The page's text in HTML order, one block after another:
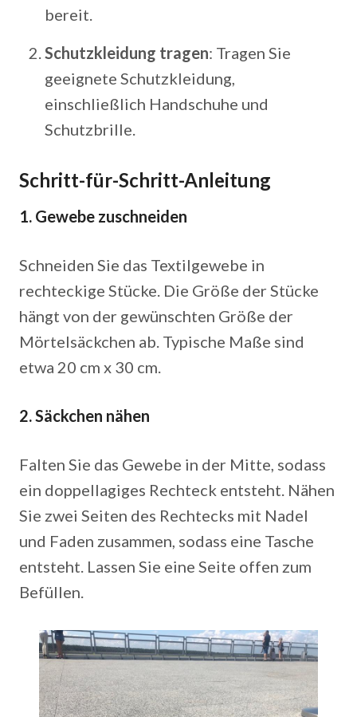
bereit.
Schutzkleidung tragen: Tragen Sie
geeignete Schutzkleidung,
einschließlich Handschuhe und
Schutzbrille.
Schritt-für-Schritt-Anleitung
1. Gewebe zuschneiden
Schneiden Sie das Textilgewebe in
rechteckige Stücke. Die Größe der Stücke
hängt von der gewünschten Größe der
Mörtelsäckchen ab. Typische Maße sind
etwa 20 cm x 30 cm.
2. Säckchen nähen
Falten Sie das Gewebe in der Mitte, sodass
ein doppellagiges Rechteck entsteht. Nähen
Sie zwei Seiten des Rechtecks mit Nadel
und Faden zusammen, sodass eine Tasche
entsteht. Lassen Sie eine Seite offen zum
Befüllen.